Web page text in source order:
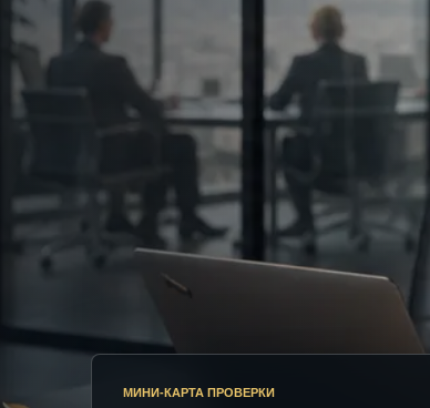
МИНИ-КАРТА ПРОВЕРКИ